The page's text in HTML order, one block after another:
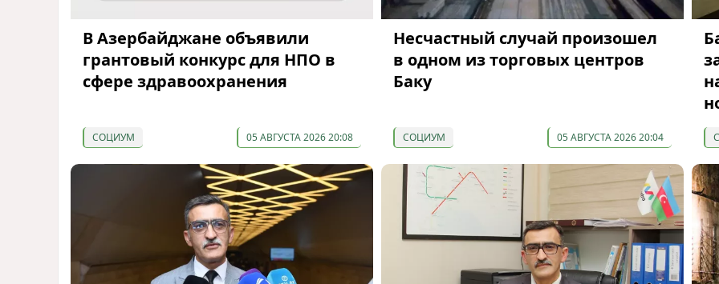
В Азербайджане объявили
грантовый конкурс для НПО в
сфере здравоохранения
СОЦИУМ 05 АВГУСТА 2026 20:08
Несчастный случай произошел
в одном из торговых центров
Баку
СОЦИУМ 05 АВГУСТА 2026 20:04